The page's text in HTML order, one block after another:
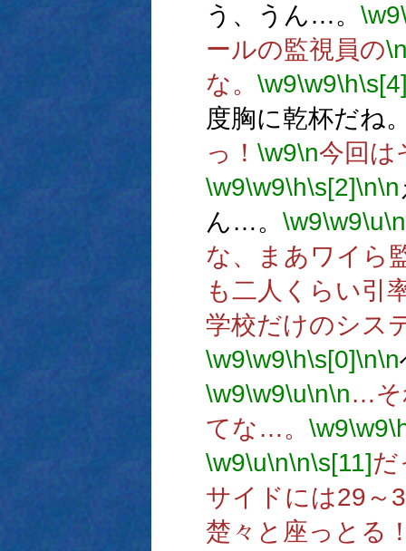
う、うん…。 \w9
ールの監視員の
な。 \w9\w9\h
度胸に乾杯だね
っ！ \w9\n今回は
\w9\w9\h\s[2]\n\n
ん…。 \w9\w9\u\n
な、まあワイら
も二人くらい引
学校だけのシス
\w9\w9\h\s[0]\n\n
\w9\w9\u\n\n…そ
てな…。 \w9\w9
\w9\u\n\n\s[11]だ
サイドには29～
楚々と座っとる